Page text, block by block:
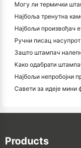
Зашто штампач
Products